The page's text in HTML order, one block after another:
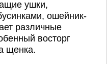
ушки,
ошейник-
различные
восторг
щенка.